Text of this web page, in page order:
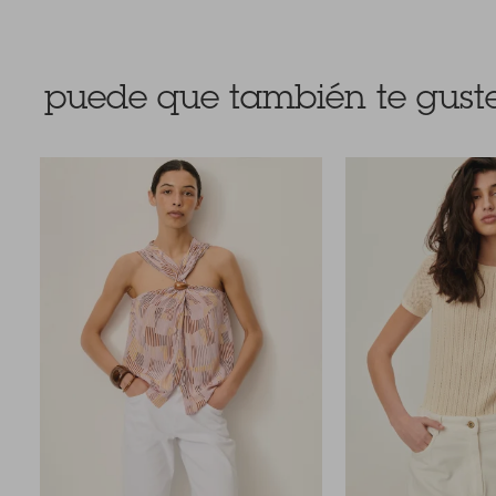
puede que también te